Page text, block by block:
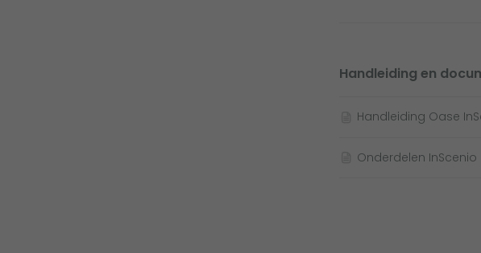
Handleiding en
Handleiding Oase
Onderdelen InScenio